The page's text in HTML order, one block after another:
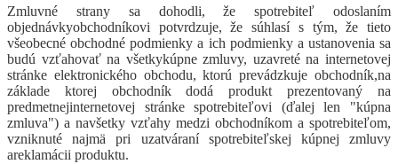
Zmluvné strany sa dohodli, že spotrebiteľ odoslaním
objednávkyobchodníkovi potvrdzuje, že súhlasí s tým, že tieto
všeobecnéobchodnépodmienky a ich podmienky a ustanovenia sa
budú vzťahovať na všetkykúpne zmluvy, uzavreténa internetovej
stránke elektronického obchodu, ktorúprevádzkuje obchodník,na
základe ktorej obchodník dodá produkt prezentovaný na
predmetnejinternetovej stránke spotrebiteľovi (ďalej len "kúpna
zmluva") a navšetky vzťahy medzi obchodníkom a spotrebiteľom,
vzniknuténajmä pri uzatváraní spotrebiteľskej kúpnej zmluvy
areklamácii produktu.